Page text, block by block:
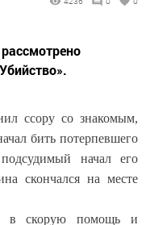
ссору со знакомым,
бить потерпевшего
начал его
скончался на месте
в скорую помощь и